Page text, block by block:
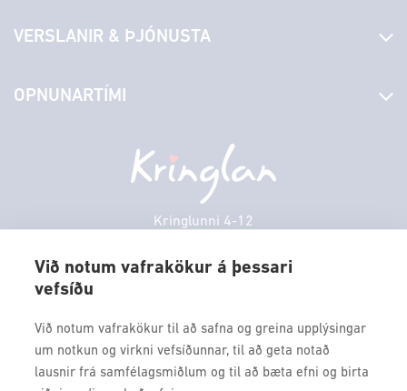
Við notum vafrakökur á þessari
vefsíðu
Við notum vafrakökur til að safna og greina upplýsingar
um notkun og virkni vefsíðunnar, til að geta notað
lausnir frá samfélagsmiðlum og til að bæta efni og birta
Kringlunni 4-12
kringlan@kringlan.is
Laus störf
Hafðu samband
Persónuverndarstefna
VERSLANIR & ÞJÓNUSTA
Borgarbókasafn
Borgarleikhúsið
Ævintýraland
OPNUNARTÍMI
Fimmtudagur
VERTU MEÐ